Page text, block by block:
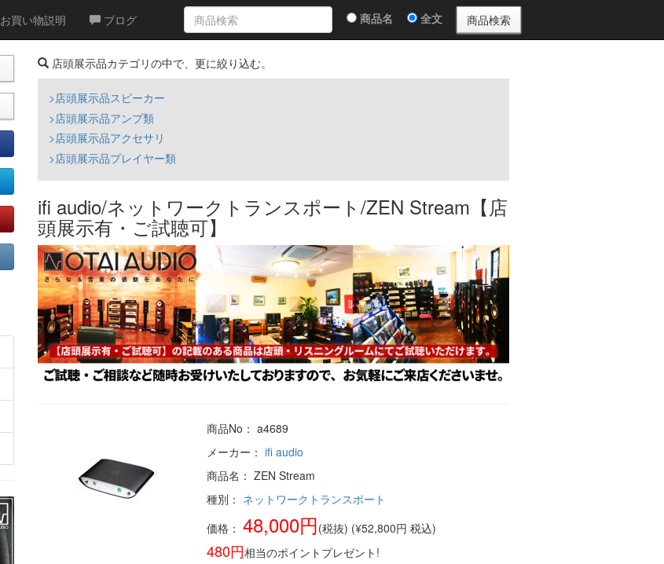
お買い物説明 ブログ 商品名 全文
店頭展示品カテゴリの中で、更に絞り込む。
>店頭展示品スピーカー
>店頭展示品アンプ類
>店頭展示品アクセサリ
>店頭展示品プレイヤー類
ifi audio/ネットワークトランスポート/ZEN Stream【店
頭展示有・ご試聴可】
商品No： a4689
メーカー： ifi audio
商品名： ZEN Stream
種別： ネットワークトランスポート
価格： 48,000円(税抜) (¥52,800円 税込)
480円相当のポイントプレゼント!